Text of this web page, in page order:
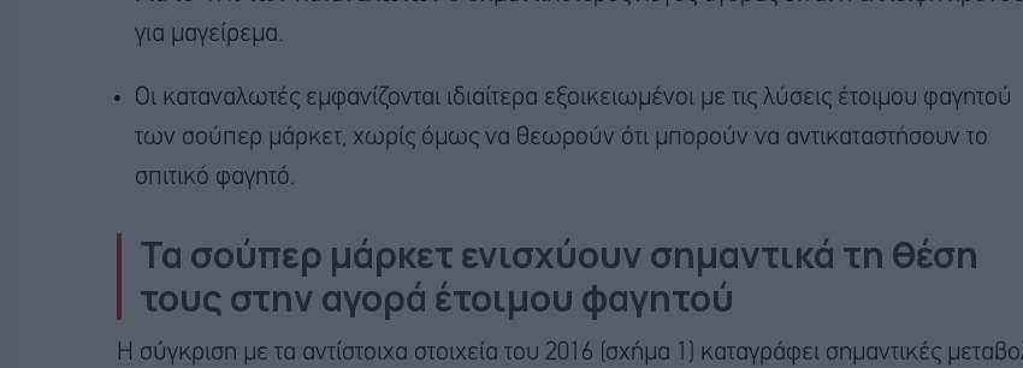
για μαγείρεμα.
Οι καταναλωτές εμφανίζονται ιδιαίτερα εξοικειωμένοι με τις λύσεις έτοιμου φαγητού
των σούπερ μάρκετ, χωρίς όμως να θεωρούν ότι μπορούν να αντικαταστήσουν το
σπιτικό φαγητό.
Τα σούπερ μάρκετ ενισχύουν σημαντικά τη θέση
τους στην αγορά έτοιμου φαγητού
Η σύγκριση με τα αντίστοιχα στοιχεία του 2016 (σχήμα 1) καταγράφει σημαντικές